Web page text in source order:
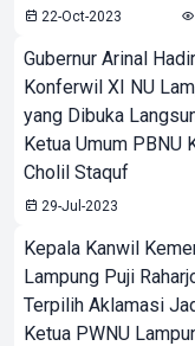
22-Oct-2023
Gubernur Arinal
Konferwil XI NU
yang Dibuka
Ketua Umum PBNU
Cholil Staquf
29-Jul-2023
Kepala Kanwil
Lampung Puji
Terpilih Aklamasi
Ketua PWNU